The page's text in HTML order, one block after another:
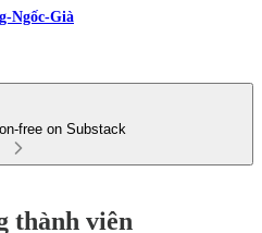
Ngốc-Già
free on Substack
thành viên